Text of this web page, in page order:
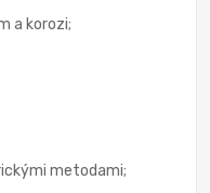
a korozi;
metodami;